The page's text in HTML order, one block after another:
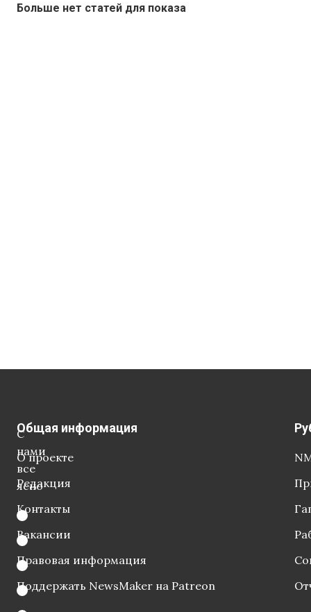
Больше нет статей для показа
С
нами
все
ясно
Общая информация
О проекте
Редакция
Контакты
Вакансии
Правовая информация
Поддержать NewsMaker на Patreon